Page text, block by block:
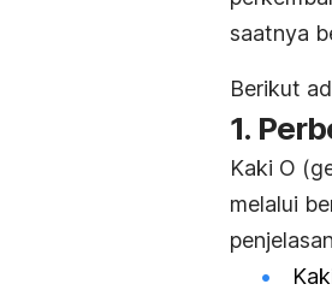
saatnya
Berikut
1.
Kaki O
melalui